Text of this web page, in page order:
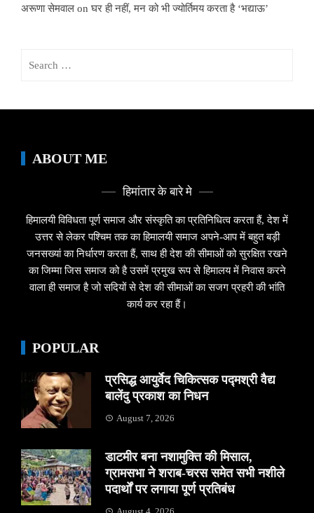
अरूणा सेमवाल onघर ही नहीं, मन को भी ज्योर्तिमय करता है ‘भद्याऊ’
ABOUT ME
हिमांतार के बारे मे
हिमालयी विविधता पूर्ण समाज और संस्कृति का प्रतिनिधित्व करता हैं, देश में
उत्तर से लेकर पश्चिम तक का हिमालयी समाज अपने-आप में बहुत बड़ी
जनसख्यां का निर्धारण करता हैं, साथ ही देश की सीमाओं को सुरक्षित रखने
का जिम्मा जिस समाज को है उसमें प्रमुख रूप से हिमालय में निवास करने
वाला ही समाज है जो सदियों से देश की सीमाओं का सजग प्रहरी की भांति
कार्य कर रहा हैं।
POPULAR
प्रसिद्ध आयुर्वेद चिकित्सक पद्मश्री वैद्य
बालेंदु प्रकाश का निधन
August 7, 2026
डाटमीर बना नशामुक्ति की मिसाल,
ग्रामसभा ने शराब-चरस समेत सभी नशीले
पदार्थों पर लगाया पूर्ण प्रतिबंध